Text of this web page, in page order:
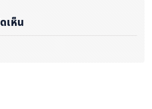
ธุรกิจในหลายประเทศและเขตอำนาจทาง
นแรกของปี 2569 บริษัท Henley & Par
กผู้สมัคร 86 สัญชาติ ครอบคลุมโครงกา
เห็น